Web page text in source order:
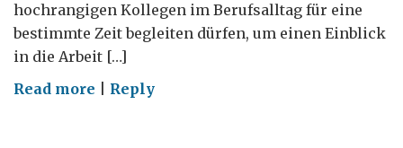
hochrangigen Kollegen im Berufsalltag für eine
bestimmte Zeit begleiten dürfen, um einen Einblick
in die Arbeit […]
Read more onReply